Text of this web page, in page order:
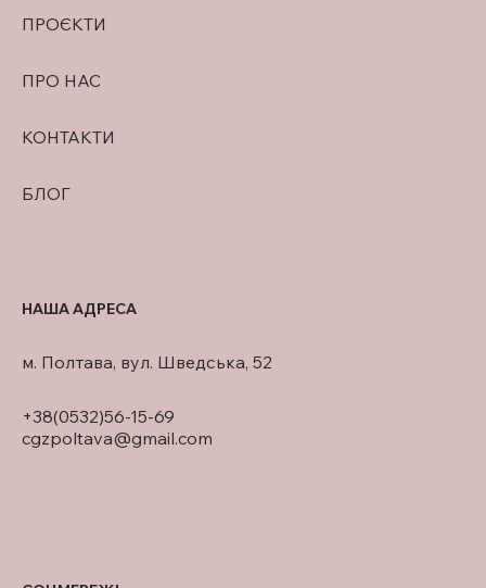
ПРОЄКТИ
ПРО НАС
КОНТАКТИ
БЛОГ
+38(0532)56-15-69
cgzpoltava@gmail.com
м. Полтава, вул. Шведська, 52
НАША АДРЕСА